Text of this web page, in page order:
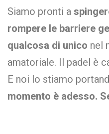
Siamo pronti a
rompere le barriere
qualcosa di unico nel
amatoriale. Il padel è
E noi lo stiamo
momento è adesso.